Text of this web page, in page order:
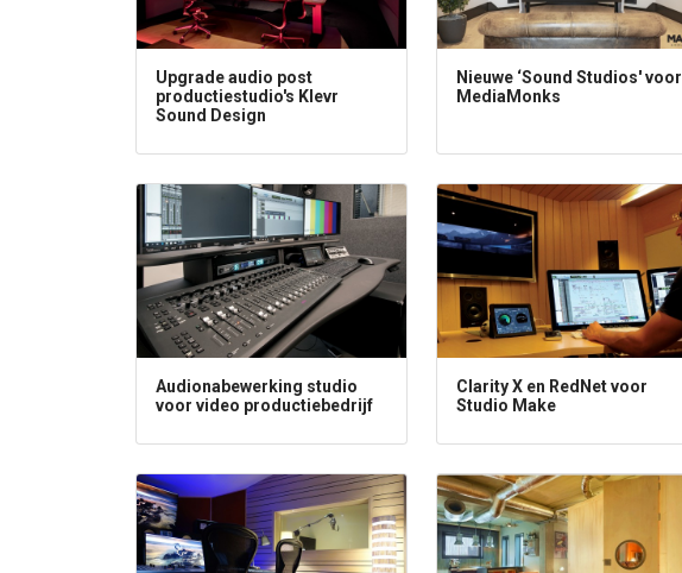
Upgrade audio post
productiestudio's Klevr
Sound Design
Nieuwe ‘Sound Studios' voor
MediaMonks
Audionabewerking studio
voor video productiebedrijf
Clarity X en RedNet voor
Studio Make